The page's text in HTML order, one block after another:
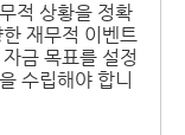
적 상황을 정확
재무적 이벤트
금 목표를 설정
수립해야 합니